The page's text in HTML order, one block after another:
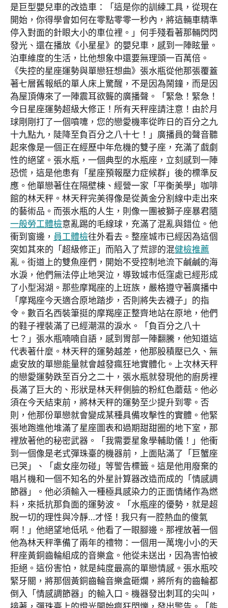
是巨型嬰兒車的改造車：「這是你的訓練工具，從現在
開始，你得學會如何在零點零零一秒內，將這輛車精準
停入對面的針眼大小的車位裡。」何手殘看著那輛閃閃
發光、還在播放《小星星》的嬰兒車，感到一陣眩暈。
泊車維度的生活，比他想象中還要無理頭一百萬倍。
《失控的星座運勢與單戀狂想曲》張水瓶從他那張覆蓋
著七層舊報紙的單人床上驚醒，不是因為鬧鐘，而是因
為屋頂傳來了一陣震耳欲聾的廣播聲。「緊急！緊急！
今日星座運勢超級大修正！所有天秤座請注意！由於月
球剛剛打了一個噴嚏，您的戀愛機率從昨日的百分之九
十九點九，陡降至負百分之八十七！」廣播員的聲音聽
起來像是一個正在經歷中年危機的雙子座，充滿了戲劇
性的絕望。張水瓶，一個典型的水瓶座，立刻感到一陣
恐慌，這是他患有「星座預報壓力症候群」後的標準反
應。他單戀著住在隔壁棟、經營一家「平衡美學」咖啡
館的林天秤。林天秤完美得像是從黃金分割線中走出來
的藝術品。而張水瓶的人生，則像一團被獅子座暴君隨
一般勞工體檢意亂踢的毛線球，充滿了混亂與錯位。他
衝到窗邊， 員工體檢往外看去。整座城市已經因為這個
突如其來的「超級修正」而陷入了荒謬的混健檢推薦
亂。街道上的雙魚座們，開始不受控制地流下鹹鹹的海
水淚，他們無法停止地哭泣，導致城市低窪處已經形成
了小型潟湖。那些摩羯座的上班族，嚴格遵守著廣播中
「摩羯座今天適合原地踏步，否則將失去襪子」的指
令。數百名西裝筆挺的摩羯座正整齊地站在原地，他們
的鞋子裡裝滿了已經潮濕的淚水。「負百分之八十
七？」張水瓶喃喃自語，感到胃部一陣翻騰，他知道這
代表著什麼。林天秤的運勢越差，他那股積壓已久、無
處安放的單戀能量就會越發瘋狂地實體化。上次林天秤
的戀愛運勢跌至百分之二十，張水瓶就發現他的廚房裡
長滿了巨大的、形狀是林天秤側臉的粉紅色蘑菇。他必
須在今天結束前，將林天秤的運勢至少提升到零。否
則，他那份單戀就會變成某種具備攻擊性的實體。他緊
張地跑進他堆滿了星座圖表和過期甜甜圈的地下室，那
裡放著他的秘密武器。「我需要星象學輔助儀！」他衝
到一個像是老式彈珠臺的機器前，上面貼滿了「巨蟹座
已哭」、「處女座勿碰」等警告標籤。這是他用廢棄的
唱片機和一個不知名的外星計算器改造而成的「情感調
節器」。他必須輸入一種極具感染力的正面情緒作為燃
料，來抵抗那負面的運勢波。「水瓶座的優勢，就是超
脫一切的理性與冷靜…才怪！我只有一腔熱血的傻氣
啊！」他絕望地低吼。他看了一眼腳邊。那裡放著一個
他為林天秤準備了兩年的禮物：一個用一萬塊小小的天
秤座黃銅齒輪組成的音樂盒。他從未送出，因為害怕被
拒絕。這份害怕，就是純度最高的單戀情感。張水瓶咬
緊牙關，將那個黃銅齒輪音樂盒砸爛，將所有的齒輪都
倒入「情感調節器」的輸入口。機器發出刺耳的尖叫，